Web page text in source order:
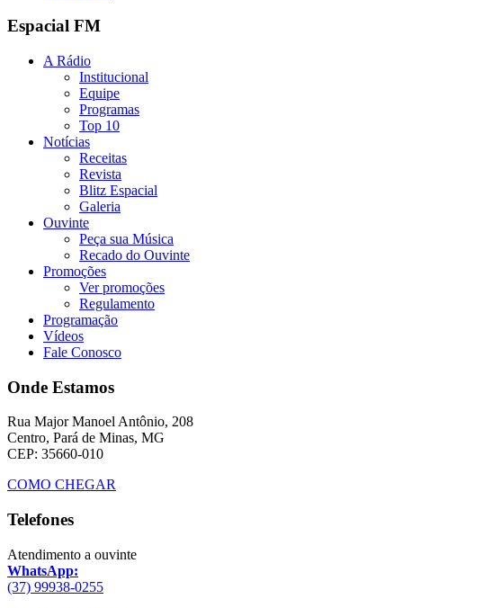
Espacial FM
A Rádio
Institucional
Equipe
Programas
Top 10
Notícias
Receitas
Revista
Blitz Espacial
Galeria
Ouvinte
Peça sua Música
Recado do Ouvinte
Promoções
Ver promoções
Regulamento
Programação
Vídeos
Fale Conosco
Onde Estamos
Rua Major Manoel Antônio, 208
Centro, Pará de Minas, MG
CEP: 35660-010
COMO CHEGAR
Telefones
Atendimento a ouvinte
WhatsApp:
(37) 99938-0255